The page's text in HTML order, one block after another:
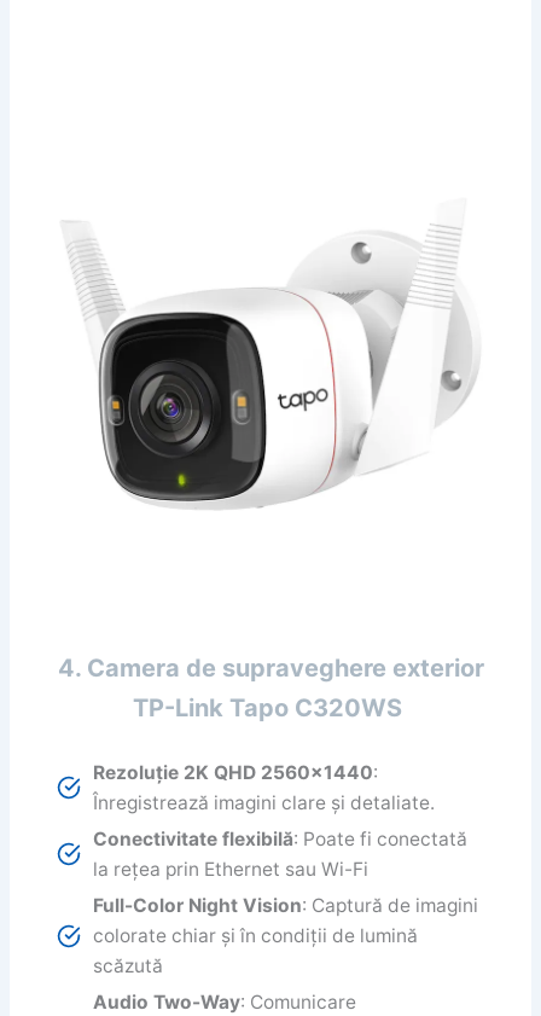
4. Camera de supraveghere exterior
TP-Link Tapo C320WS
Rezoluție 2K QHD 2560×1440:
Înregistrează imagini clare și detaliate.
Conectivitate flexibilă: Poate fi conectată
la rețea prin Ethernet sau Wi-Fi
Full-Color Night Vision: Captură de imagini
colorate chiar și în condiții de lumină
scăzută
Audio Two-Way: Comunicare